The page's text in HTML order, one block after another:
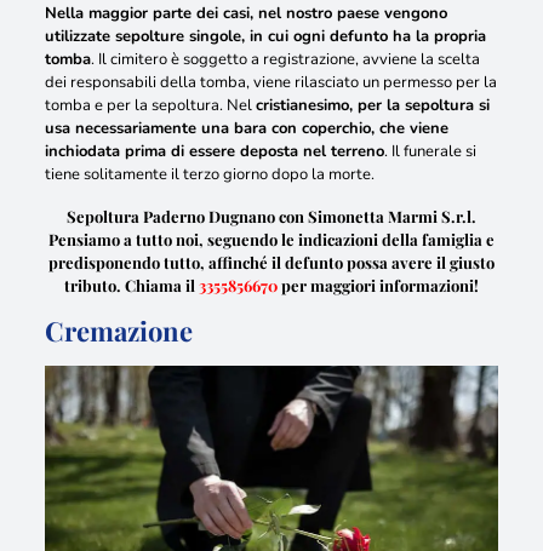
Nella maggior parte dei casi, nel nostro paese vengono
utilizzate sepolture singole, in cui ogni defunto ha la propria
tomba. Il cimitero è soggetto a registrazione, avviene la scelta
dei responsabili della tomba, viene rilasciato un permesso per la
tomba e per la sepoltura. Nelcristianesimo, per la sepoltura si
usa necessariamente una bara con coperchio, che viene
inchiodata prima di essere deposta nel terreno. Il funerale si
tiene solitamente il terzo giorno dopo la morte.
Sepoltura Paderno Dugnano con Simonetta Marmi S.r.l.
Pensiamo a tutto noi, seguendo le indicazioni della famiglia e
predisponendo tutto, affinché il defunto possa avere il giusto
tributo. Chiama il 3355856670per maggiori informazioni!
Cremazione